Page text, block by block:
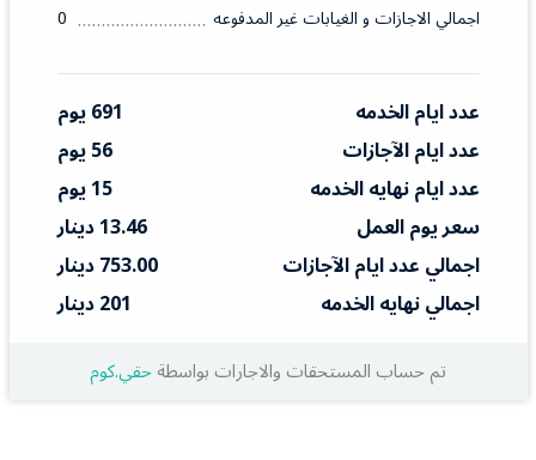
اجمالي الاجازات و الغيابات غير المدفوعه
0
عدد ايام الخدمه
691 يوم
عدد ايام الآجازات
56 يوم
عدد ايام نهايه الخدمه
15 يوم
سعر يوم العمل
13.46 دينار
اجمالي عدد ايام الآجازات
753.00 دينار
اجمالي نهايه الخدمه
201 دينار
تم حساب المستحقات والاجارات بواسطةحقي.كوم